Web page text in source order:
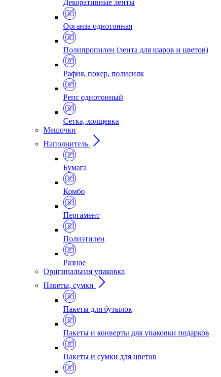
Декоративные ленты
Органза однотонная
Полипропилен (лента для шаров и цветов)
Рафия, покер, полисилк
Репс однотонный
Сетка, холщевка
Мешочки
Наполнитель
Бумага
Комбо
Пергамент
Полиэтилен
Разное
Оригинальная упаковка
Пакеты, сумки
Пакеты для бутылок
Пакеты и конверты для упаковки подарков
Пакеты и сумки для цветов